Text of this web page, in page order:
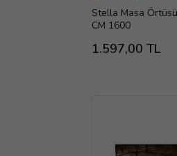
Stella Masa
CM 1600
1.597,00 TL